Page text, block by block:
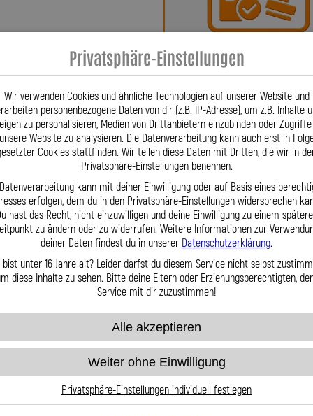
für Stahlflex-Leitungen, um ein
Innovation patentieren – eine
Seither sind Stahlflex-
HSN 3004, TSN 384)
auf jedes Detail. Dank
können wir nahezu jedes
sagt: „Gibt es nicht
Lagerbestand gewährleisten wir
Unser erfahrenes Team steht
Verfügung. Mit der Lothar Spiegler
deutschen Hersteller,
Sonderlösungen – zuverlässig,
gefertigt.
oder ein Teilegutachten!
Fragen? Unser Team ist
per Telefon oder Mail für
Warum Stahlflex-
Wenn es um Sicherheit,
Weg an Stahlflex-
herkömmlichen Gummileitungen
Privatsphäre-Einstellungen
Wir verwenden Cookies und ähnliche Technologien auf unserer Website und
personenbezogene Daten von dir (z.B. IP-Adresse), um z.B. Inhalte
zu personalisieren, Medien von Drittanbietern einzubinden oder
unsere Website zu analysieren. Die Datenverarbeitung kann auch erst in
Cookies stattfinden. Wir teilen diese Daten mit Dritten, die wir in
Privatsphäre-Einstellungen benennen.
kann mit deiner Einwilligung oder auf Basis eines
erfolgen, dem du in den Privatsphäre-Einstellungen widersprechen
hast das Recht, nicht einzuwilligen und deine Einwilligung zu einem
zu ändern oder zu widerrufen. Weitere Informationen zur
deiner Daten findest du in unserer Datenschutzerklärung.
bist unter 16 Jahre alt? Leider darfst du diesem Service nicht selbst
diese Inhalte zu sehen. Bitte deine Eltern oder Erziehungsberechtigten,
Service mit dir zuzustimmen!
Alle akzeptieren
Weiter ohne Einwilligung
Privatsphäre-Einstellungen individuell festlegen